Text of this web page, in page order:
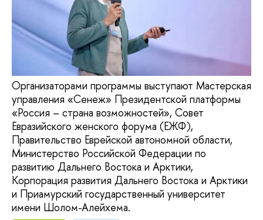
Организаторами программы выступают Мастерская
управления «Сенеж» Президентской платформы
«Россия – страна возможностей», Совет
Евразийского женского форума (ЕЖФ),
Правительство Еврейской автономной области,
Министерство Российской Федерации по
развитию Дальнего Востока и Арктики,
Корпорация развития Дальнего Востока и Арктики
и Приамурский государственный университет
имени Шолом-Алейхема.